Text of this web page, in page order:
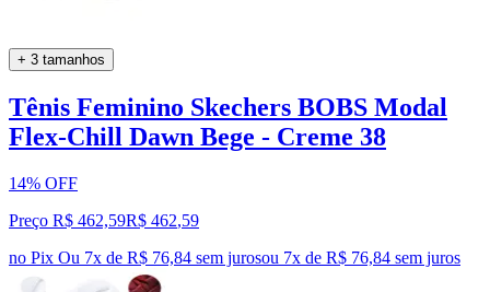
+ 3 tamanhos
Tênis Feminino Skechers BOBS Modal
Flex-Chill Dawn Bege - Creme 38
14% OFF
Preço R$ 462,59R$ 462,59
no Pix Ou 7x de R$ 76,84 sem jurosou 7x de R$ 76,84 sem juros